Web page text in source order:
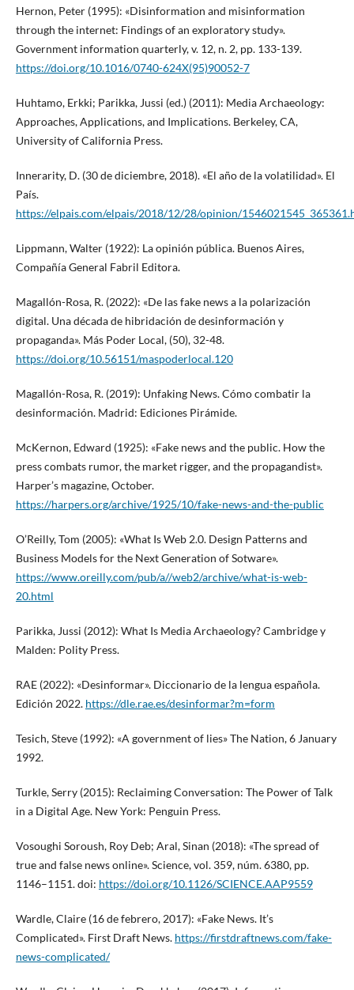
Hernon, Peter (1995): «Disinformation and misinformation
through the internet: Findings of an exploratory study».
Government information quarterly, v. 12, n. 2, pp. 133-139.
https://doi.org/10.1016/0740-624X(95)90052-7
Huhtamo, Erkki; Parikka, Jussi (ed.) (2011): Media Archaeology:
Approaches, Applications, and Implications. Berkeley, CA,
University of California Press.
Innerarity, D. (30 de diciembre, 2018). «El año de la volatilidad». El
País.
https://elpais.com/elpais/2018/12/28/opinion/
Lippmann, Walter (1922): La opinión pública. Buenos Aires,
Compañía General Fabril Editora.
Magallón-Rosa, R. (2022): «De las fake news a la polarización
digital. Una década de hibridación de desinformación y
propaganda». Más Poder Local, (50), 32-48.
https://doi.org/10.56151/maspoderlocal.120
Magallón-Rosa, R. (2019): Unfaking News. Cómo combatir la
desinformación. Madrid: Ediciones Pirámide.
McKernon, Edward (1925): «Fake news and the public. How the
press combats rumor, the market rigger, and the propagandist».
Harper’s magazine, October.
https://harpers.org/archive/1925/10/fake-news-and-the-public
O’Reilly, Tom (2005): «What Is Web 2.0. Design Patterns and
Business Models for the Next Generation of Sotware».
https://www.oreilly.com/pub/a//web2/archive/what-is-web-
20.html
Parikka, Jussi (2012): What Is Media Archaeology? Cambridge y
Malden: Polity Press.
RAE (2022): «Desinformar». Diccionario de la lengua española.
Edición 2022. https://dle.rae.es/desinformar?m=form
Tesich, Steve (1992): «A government of lies» The Nation, 6 January
1992.
Turkle, Serry (2015): Reclaiming Conversation: The Power of Talk
in a Digital Age. New York: Penguin Press.
Vosoughi Soroush, Roy Deb; Aral, Sinan (2018): «The spread of
true and false news online». Science, vol. 359, núm. 6380, pp.
1146–1151. doi: https://doi.org/10.1126/SCIENCE.AAP9559
Wardle, Claire (16 de febrero, 2017): «Fake News. It’s
Complicated». First Draft News. https://firstdraftnews.com/fake-
news-complicated/